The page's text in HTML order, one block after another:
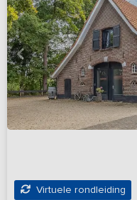
Virtuele rondleiding